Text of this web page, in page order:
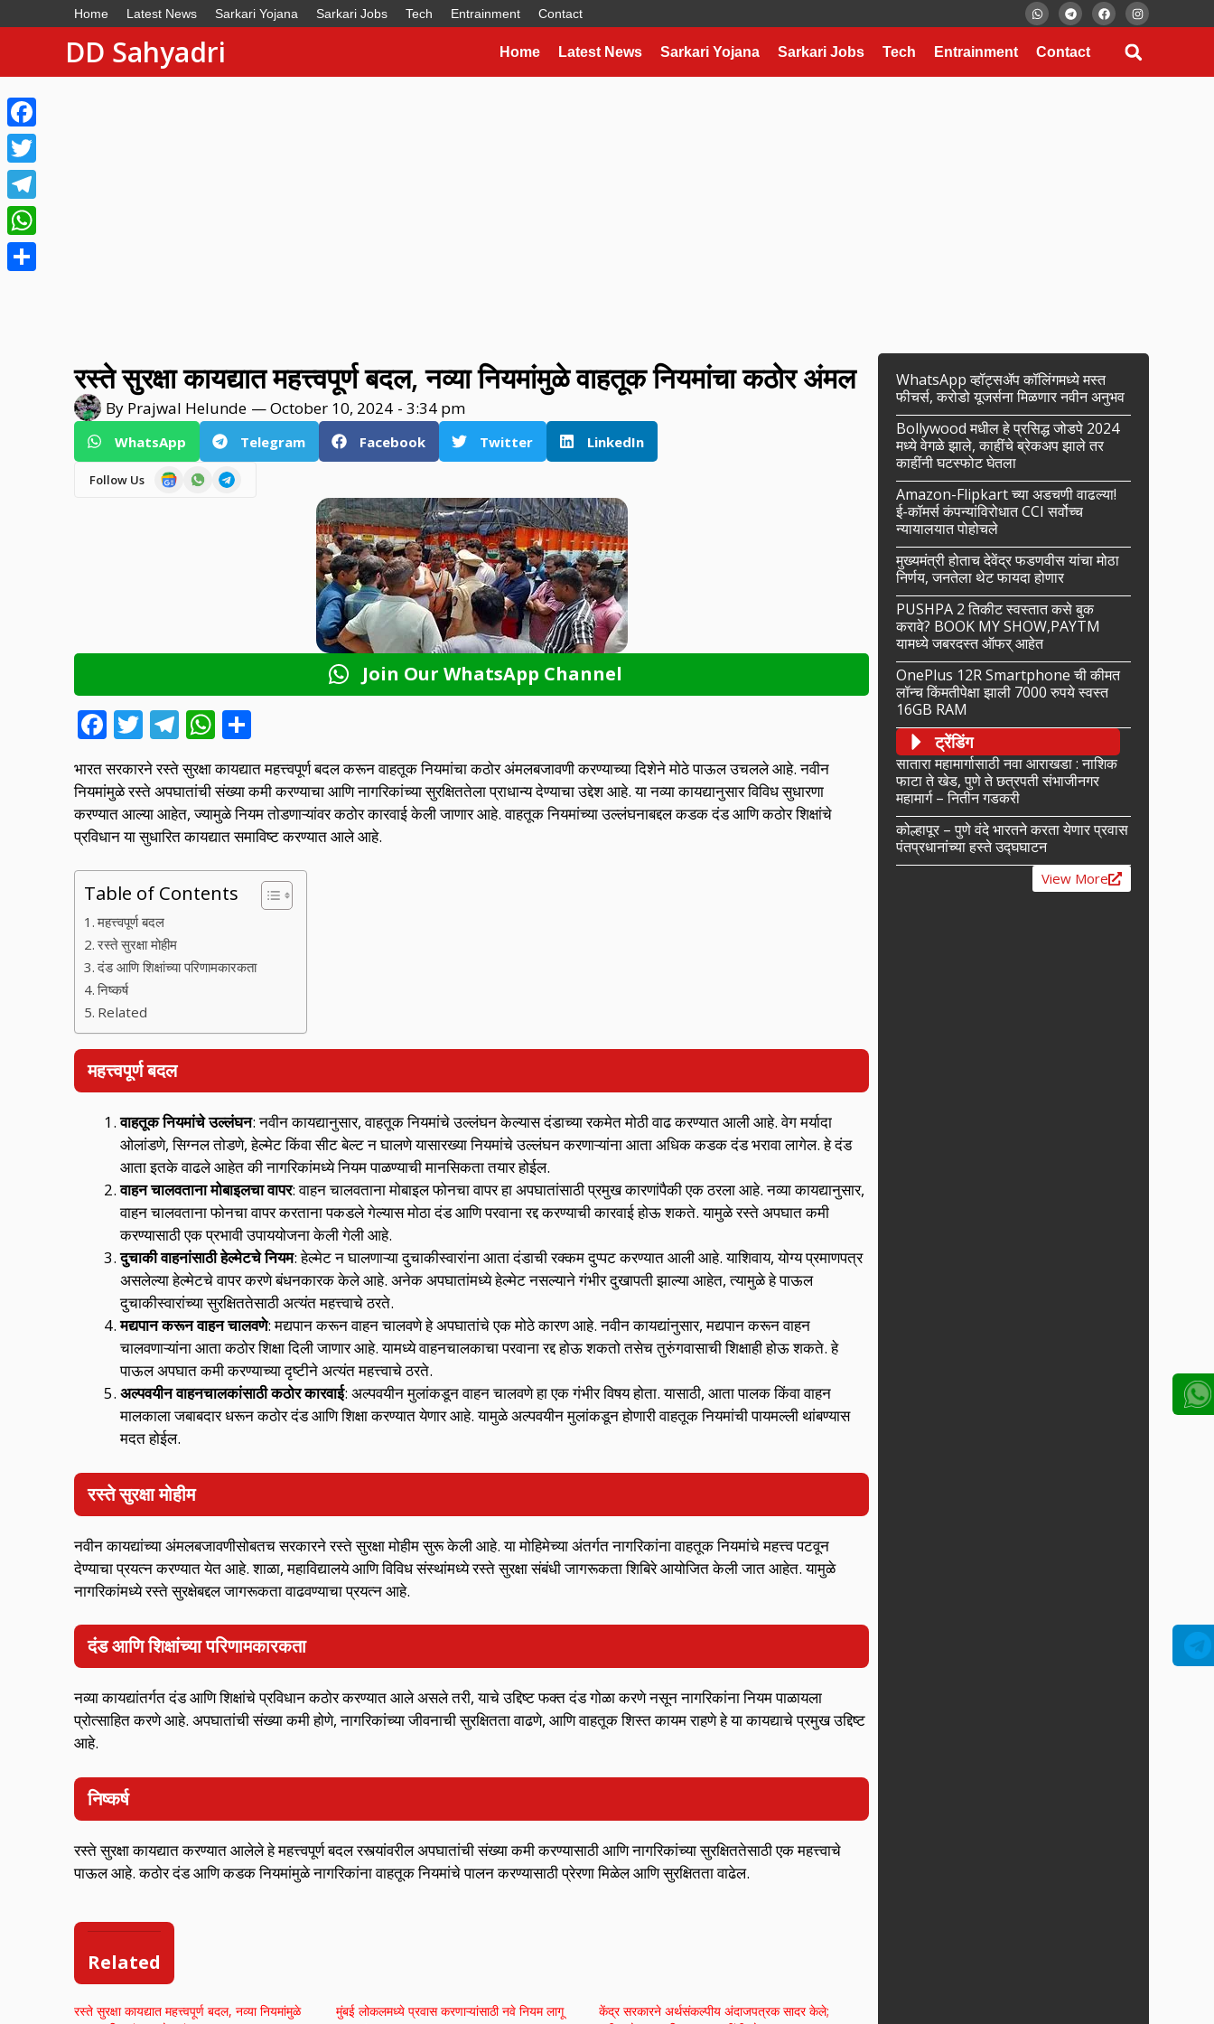
Home Latest News Sarkari Yojana Sarkari Jobs Tech Entrainment Contact
DD Sahyadri Home Latest News Sarkari Yojana Sarkari Jobs Tech Entrainment Contact
रस्ते सुरक्षा कायद्यात महत्त्वपूर्ण बदल, नव्या नियमांमुळे वाहतूक नियमांचा कठोर अंमल
By Prajwal Helunde —October 10, 2024 - 3:34 pm
WhatsApp Telegram Facebook Twitter LinkedIn
Follow Us
Join Our WhatsApp Channel
F
e
b
o
o
k
T
w
itt
er
T
e
gr
a
m
W
at
s
A
p
p
ar
e
भारत सरकारने रस्ते सुरक्षा कायद्यात महत्त्वपूर्ण बदल करून वाहतूक नियमांचा कठोर अंमलबजावणी करण्याच्या दिशेने मोठे पाऊल उचलले आहे. नवीन
नियमांमुळे रस्ते अपघातांची संख्या कमी करण्याचा आणि नागरिकांच्या सुरक्षिततेला प्राधान्य देण्याचा उद्देश आहे. या नव्या कायद्यानुसार विविध सुधारणा
करण्यात आल्या आहेत, ज्यामुळे नियम तोडणाऱ्यांवर कठोर कारवाई केली जाणार आहे. वाहतूक नियमांच्या उल्लंघनाबद्दल कडक दंड आणि कठोर शिक्षांचे
प्रविधान या सुधारित कायद्यात समाविष्ट करण्यात आले आहे.
Table of Contents
महत्त्वपूर्ण बदल
रस्ते सुरक्षा मोहीम
दंड आणि शिक्षांच्या परिणामकारकता
निष्कर्ष
Related
महत्त्वपूर्ण बदल
वाहतूक नियमांचे उल्लंघन: नवीन कायद्यानुसार, वाहतूक नियमांचे उल्लंघन केल्यास दंडाच्या रकमेत मोठी वाढ करण्यात आली आहे. वेग मर्यादा
ओलांडणे, सिग्नल तोडणे, हेल्मेट किंवा सीट बेल्ट न घालणे यासारख्या नियमांचे उल्लंघन करणाऱ्यांना आता अधिक कडक दंड भरावा लागेल. हे दंड
आता इतके वाढले आहेत की नागरिकांमध्ये नियम पाळण्याची मानसिकता तयार होईल.
वाहन चालवताना मोबाइलचा वापर: वाहन चालवताना मोबाइल फोनचा वापर हा अपघातांसाठी प्रमुख कारणांपैकी एक ठरला आहे. नव्या कायद्यानुसार,
वाहन चालवताना फोनचा वापर करताना पकडले गेल्यास मोठा दंड आणि परवाना रद्द करण्याची कारवाई होऊ शकते. यामुळे रस्ते अपघात कमी
करण्यासाठी एक प्रभावी उपाययोजना केली गेली आहे.
दुचाकी वाहनांसाठी हेल्मेटचे नियम: हेल्मेट न घालणाऱ्या दुचाकीस्वारांना आता दंडाची रक्कम दुप्पट करण्यात आली आहे. याशिवाय, योग्य प्रमाणपत्र
असलेल्या हेल्मेटचे वापर करणे बंधनकारक केले आहे. अनेक अपघातांमध्ये हेल्मेट नसल्याने गंभीर दुखापती झाल्या आहेत, त्यामुळे हे पाऊल
दुचाकीस्वारांच्या सुरक्षिततेसाठी अत्यंत महत्त्वाचे ठरते.
मद्यपान करून वाहन चालवणे: मद्यपान करून वाहन चालवणे हे अपघातांचे एक मोठे कारण आहे. नवीन कायद्यांनुसार, मद्यपान करून वाहन
चालवणाऱ्यांना आता कठोर शिक्षा दिली जाणार आहे. यामध्ये वाहनचालकाचा परवाना रद्द होऊ शकतो तसेच तुरुंगवासाची शिक्षाही होऊ शकते. हे
पाऊल अपघात कमी करण्याच्या दृष्टीने अत्यंत महत्त्वाचे ठरते.
अल्पवयीन वाहनचालकांसाठी कठोर कारवाई: अल्पवयीन मुलांकडून वाहन चालवणे हा एक गंभीर विषय होता. यासाठी, आता पालक किंवा वाहन
मालकाला जबाबदार धरून कठोर दंड आणि शिक्षा करण्यात येणार आहे. यामुळे अल्पवयीन मुलांकडून होणारी वाहतूक नियमांची पायमल्ली थांबण्यास
मदत होईल.
रस्ते सुरक्षा मोहीम
नवीन कायद्यांच्या अंमलबजावणीसोबतच सरकारने रस्ते सुरक्षा मोहीम सुरू केली आहे. या मोहिमेच्या अंतर्गत नागरिकांना वाहतूक नियमांचे महत्त्व पटवून
देण्याचा प्रयत्न करण्यात येत आहे. शाळा, महाविद्यालये आणि विविध संस्थांमध्ये रस्ते सुरक्षा संबंधी जागरूकता शिबिरे आयोजित केली जात आहेत. यामुळे
नागरिकांमध्ये रस्ते सुरक्षेबद्दल जागरूकता वाढवण्याचा प्रयत्न आहे.
दंड आणि शिक्षांच्या परिणामकारकता
नव्या कायद्यांतर्गत दंड आणि शिक्षांचे प्रविधान कठोर करण्यात आले असले तरी, याचे उद्दिष्ट फक्त दंड गोळा करणे नसून नागरिकांना नियम पाळायला
प्रोत्साहित करणे आहे. अपघातांची संख्या कमी होणे, नागरिकांच्या जीवनाची सुरक्षितता वाढणे, आणि वाहतूक शिस्त कायम राहणे हे या कायद्याचे प्रमुख उद्दिष्ट
आहे.
निष्कर्ष
रस्ते सुरक्षा कायद्यात करण्यात आलेले हे महत्त्वपूर्ण बदल रस्त्यांवरील अपघातांची संख्या कमी करण्यासाठी आणि नागरिकांच्या सुरक्षिततेसाठी एक महत्त्वाचे
पाऊल आहे. कठोर दंड आणि कडक नियमांमुळे नागरिकांना वाहतूक नियमांचे पालन करण्यासाठी प्रेरणा मिळेल आणि सुरक्षितता वाढेल.
Related
रस्ते सुरक्षा कायद्यात महत्त्वपूर्ण बदल, नव्या नियमांमुळे
मुंबई लोकलमध्ये प्रवास करणाऱ्यांसाठी नवे नियम लागू
केंद्र सरकारने अर्थसंकल्पीय अंदाजपत्रक सादर केले;
WhatsApp व्हॉट्सॲप कॉलिंगमध्ये मस्त
फीचर्स, करोडो यूजर्सना मिळणार नवीन अनुभव
Bollywood मधील हे प्रसिद्ध जोडपे 2024
मध्ये वेगळे झाले, काहींचे ब्रेकअप झाले तर
काहींनी घटस्फोट घेतला
Amazon-Flipkart च्या अडचणी वाढल्या!
ई-कॉमर्स कंपन्यांविरोधात CCI सर्वोच्च
न्यायालयात पोहोचले
मुख्यमंत्री होताच देवेंद्र फडणवीस यांचा मोठा
निर्णय, जनतेला थेट फायदा होणार
PUSHPA 2 तिकीट स्वस्तात कसे बुक
करावे? BOOK MY SHOW,PAYTM
यामध्ये जबरदस्त ऑफर् आहेत
OnePlus 12R Smartphone ची कीमत
लॉन्च किंमतीपेक्षा झाली 7000 रुपये स्वस्त
16GB RAM
ट्रेंडिंग
सातारा महामार्गासाठी नवा आराखडा : नाशिक
फाटा ते खेड, पुणे ते छत्रपती संभाजीनगर
महामार्ग – नितीन गडकरी
कोल्हापूर – पुणे वंदे भारतने करता येणार प्रवास
पंतप्रधानांच्या हस्ते उद्घघाटन
View More
Facebook
Twitter
Telegram
WhatsApp